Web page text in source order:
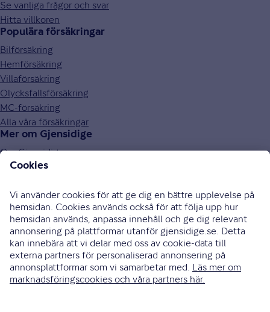
Se vanliga frågor och svar
Hitta villkoren
Populära försäkringar
Bilförsäkring
Hemförsäkring
Villaförsäkring
Olycksfallsförsäkring
MC-försäkring
Alla våra försäkringar
Mer om Gjensidige
Om Gjensidige
Jobba hos oss
Press och media
Investor relations
Samarbetspartners
0771-326 326
Bli uppringd
Skriv till oss
Instagram